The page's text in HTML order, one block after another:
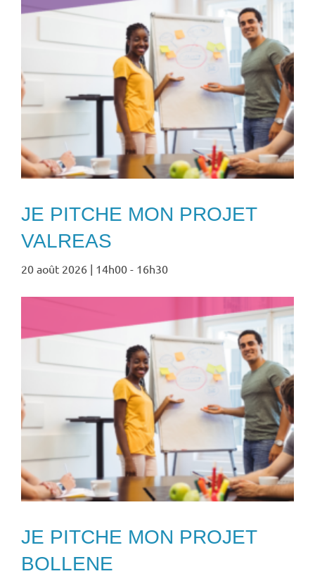
JE PITCHE MON PROJET
VALREAS
20 août 2026 | 14h00 - 16h30
JE PITCHE MON PROJET
BOLLENE